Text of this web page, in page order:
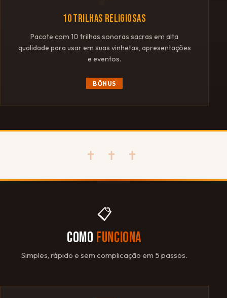
10 TRILHAS RELIGIOSAS
Pacote com 10 trilhas sonoras sacras em alta
qualidade para usar em suas vinhetas, apresentações
e eventos.
BÔNUS
✝ ✝ ✝
📋
COMO FUNCIONA
Simples, rápido e sem complicação em 5 passos.